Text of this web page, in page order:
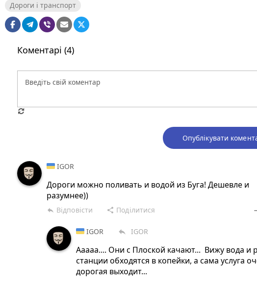
Дороги і транспорт
Коментарі (4)
Опублікувати
IGOR
Дороги можно поливать и водой из Буга! Дешевле и
разумнее))
reply Відповісти share Поділитися
IGOR reply IGOR
Ааааа.... Они с Плоской качают... Вижу вода и
станции обходятся в копейки, а сама услуга
дорогая выходит...